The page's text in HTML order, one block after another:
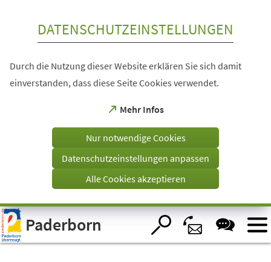
Visuelle
Assistenzsoftware
öffnen.
DATENSCHUTZEINSTELLUNGEN
Durch die Nutzung dieser Website erklären Sie sich damit
einverstanden, dass diese Seite Cookies verwendet.
Mehr Infos
(Öffnet
einem
Tab)
Nur notwendige Cookies
Datenschutzeinstellungen anpassen
Alle Cookies akzeptieren
Paderborn